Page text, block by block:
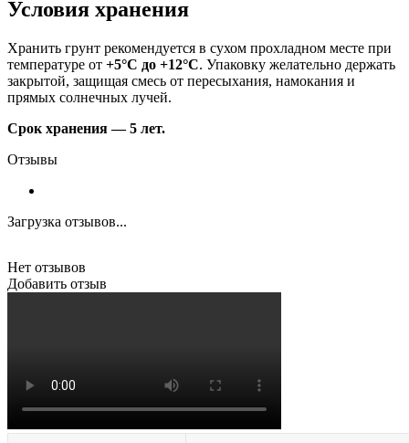
Условия хранения
Хранить грунт рекомендуется в сухом прохладном месте при
температуре от +5°C до +12°C. Упаковку желательно держать
закрытой, защищая смесь от пересыхания, намокания и
прямых солнечных лучей.
Срок хранения — 5 лет.
Отзывы
Загрузка отзывов...
Нет отзывов
Добавить отзыв